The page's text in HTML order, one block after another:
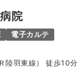
院
電子カルテ
陸羽東線） 徒歩10分